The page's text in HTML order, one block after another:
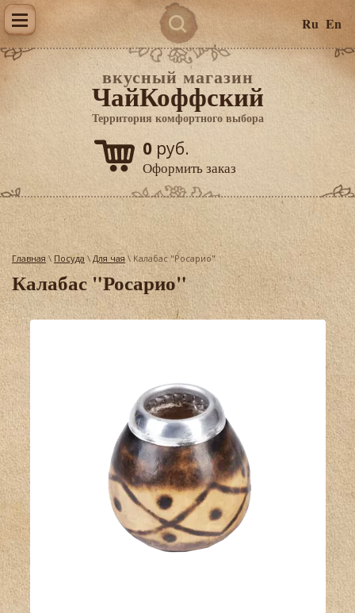
Ru En
вкусный магазин
ЧайКоффский
Территория комфортного выбора
0 руб.
Оформить заказ
Главная \ Посуда\ Для чая\ Калабас "Росарио"
Калабас "Росарио"